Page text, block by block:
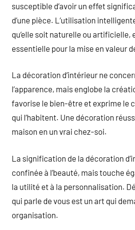
susceptible d’avoir un effet
d’une pièce. L’utilisation
qu’elle soit naturelle ou artificielle,
essentielle pour la mise en valeur
La décoration d’intérieur ne
l’apparence, mais englobe la
favorise le bien-être et exprime le
qui l’habitent. Une décoration
maison en un vrai chez-soi.
La signification de la décoration
confinée à l’beauté, mais touche
la utilité et à la personnalisation.
qui parle de vous est un art qui
organisation.